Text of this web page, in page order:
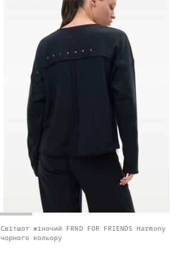
Світшот жіночий FRND FOR FRIENDS Harmony
чорного кольору